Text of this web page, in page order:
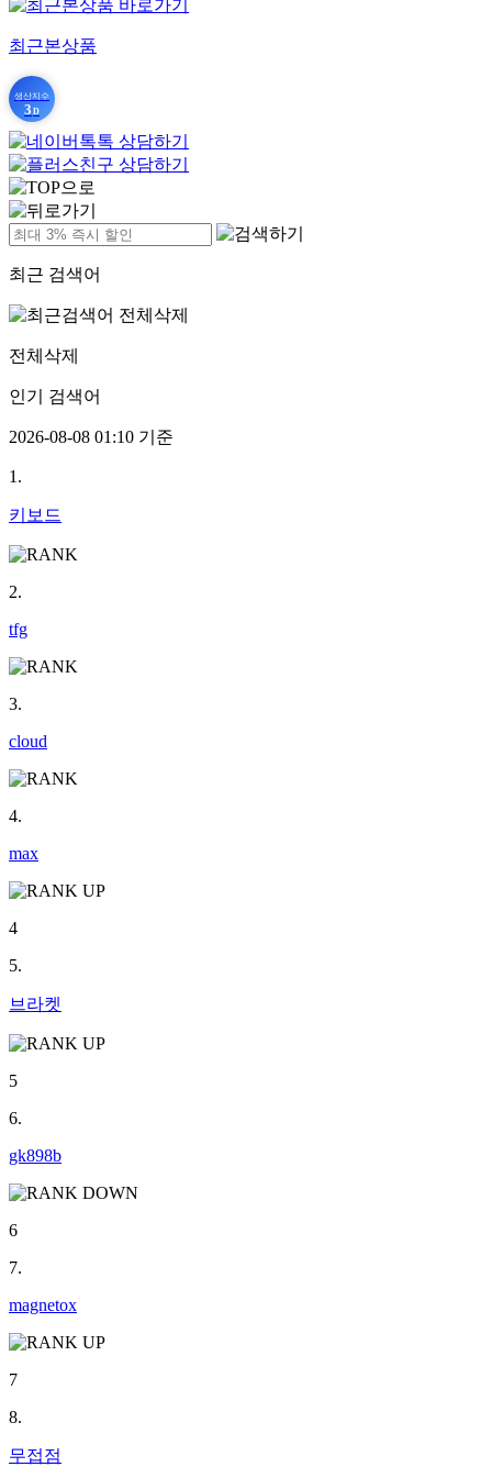
최근본상품
생산지수
3 D
최근 검색어
전체삭제
인기 검색어
2026-08-08 01:10 기준
1.
키보드
2.
tfg
3.
cloud
4.
max
4
5.
브라켓
5
6.
gk898b
6
7.
magnetox
7
8.
무접점